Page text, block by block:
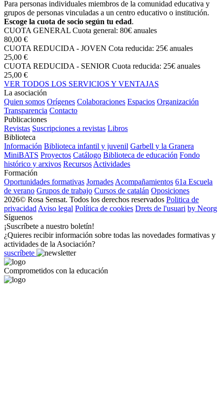
Para personas individuales miembros de la comunidad educativa y
grupos de personas vinculadas a un centro educativo o institución.
Escoge la cuota de socio según tu edad.
CUOTA GENERAL Cuota general: 80€ anuales
80,00 €
CUOTA REDUCIDA - JOVEN Cota reducida: 25€ anuales
25,00 €
CUOTA REDUCIDA - SENIOR Cuota reducida: 25€ anuales
25,00 €
VER TODOS LOS SERVICIOS Y VENTAJAS
La asociación
Quien somos Orígenes Colaboraciones Espacios Organización
Transparencia Contacto
Publicaciones
Revistas Suscripciones a revistas Libros
Biblioteca
Información Biblioteca infantil y juvenil Garbell y la Granera
MiniBATS Proyectos Catálogo Biblioteca de educación Fondo
histórico y arxivos Recursos Actividades
Formación
Oportunidades formativas Jornades Acompañamientos 61a Escuela
de verano Grupos de trabajo Cursos de catalán Oposiciones
2026© Rosa Sensat. Todos los derechos reservados Politica de
privacidad Aviso legal Política de cookies Drets de l'usuari by Neorg
Síguenos
¡Suscríbete a nuestro boletín!
¿Quieres recibir información sobre todas las novedades formativas y
actividades de la Asociación?
suscríbete
Comprometidos con la educación